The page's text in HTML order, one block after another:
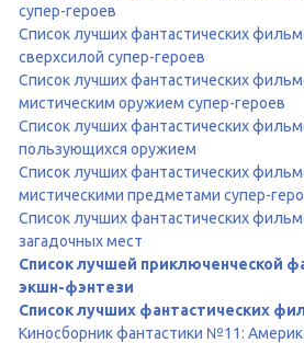
супер-героев
Список лучших фантастических
сверхсилой супер-героев
Список лучших фантастических
мистическим оружием супер-героев
Список лучших фантастических
пользующихся оружием
Список лучших фантастических
мистическими предметами супер-
Список лучших фантастических
загадочных мест
Список лучшей приключенческой
экшн-фэнтези
Список лучших фантастических
Киносборник фантастики №11: